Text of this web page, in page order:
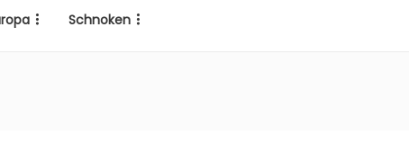
Schnoken